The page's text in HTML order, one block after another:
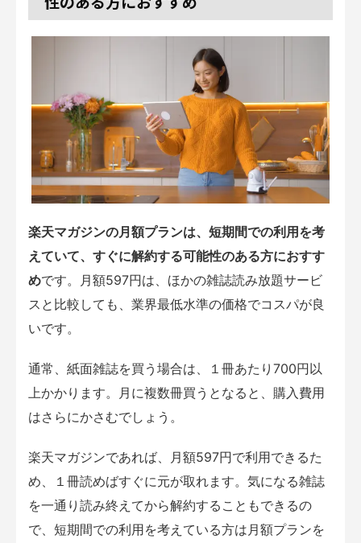
楽天マガジンの月額プランは、短期間での利用を考
えていて、すぐに解約する可能性のある方におすす
めです。月額597円は、ほかの雑誌読み放題サービ
スと比較しても、業界最低水準の価格でコスパが良
いです。
通常、紙面雑誌を買う場合は、１冊あたり700円以
上かかります。月に複数冊買うとなると、購入費用
はさらにかさむでしょう。
楽天マガジンであれば、月額597円で利用できるた
め、１冊読めばすぐに元が取れます。気になる雑誌
を一通り読み終えてから解約することもできるの
で、短期間での利用を考えている方は月額プランを